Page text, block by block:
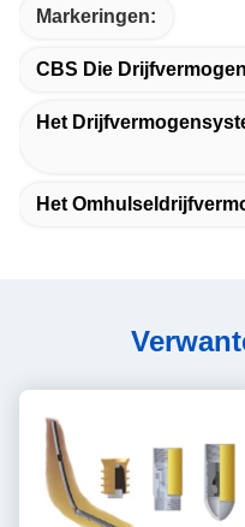
Markeringen:
CBS Die
Het
Het